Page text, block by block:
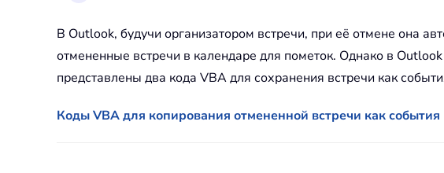
В Outlook, будучи организатором встречи, при её отмене она
отмененные встречи в календаре для пометок. Однако в
представлены два кода VBA для сохранения встречи как
Коды VBA для копирования отмененной встречи как события